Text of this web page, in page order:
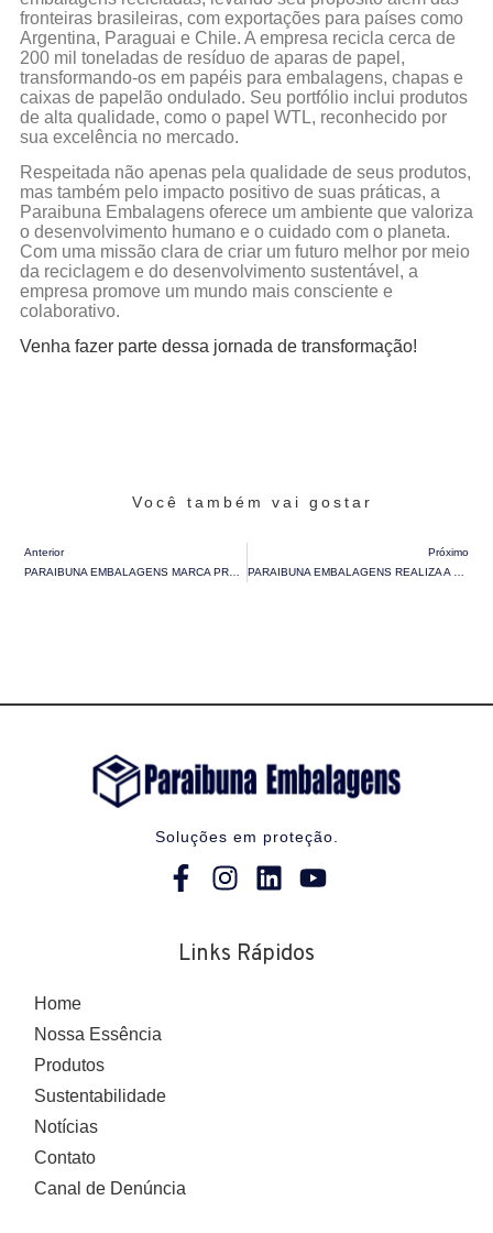
fronteiras brasileiras, com exportações para países como
Argentina, Paraguai e Chile. A empresa recicla cerca de
200 mil toneladas de resíduo de aparas de papel,
transformando-os em papéis para embalagens, chapas e
caixas de papelão ondulado. Seu portfólio inclui produtos
de alta qualidade, como o papel WTL, reconhecido por
sua excelência no mercado.
Respeitada não apenas pela qualidade de seus produtos,
mas também pelo impacto positivo de suas práticas, a
Paraibuna Embalagens oferece um ambiente que valoriza
o desenvolvimento humano e o cuidado com o planeta.
Com uma missão clara de criar um futuro melhor por meio
da reciclagem e do desenvolvimento sustentável, a
empresa promove um mundo mais consciente e
colaborativo.
Venha fazer parte dessa jornada de transformação!
Você também vai gostar
Anterior
Próximo
Soluções em proteção.
Links Rápidos
Home
Nossa Essência
Produtos
Sustentabilidade
Notícias
Contato
Canal de Denúncia